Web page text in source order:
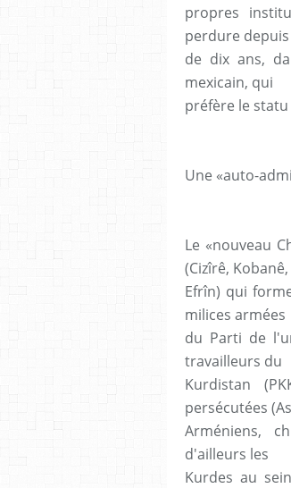
propres
perdure
de dix ans,
mexicain, qui
préfère le
Une «auto-
Le «nouveau
(Cizîrê, Kobanê,
Efrîn) qui
milices armées
du Parti de
travailleurs du
Kurdistan
persécutées
Arméniens,
d'ailleurs les
Kurdes au